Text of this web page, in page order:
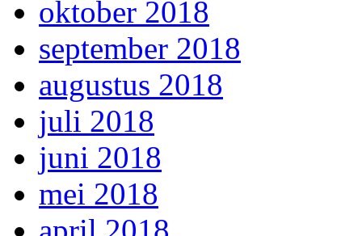
oktober 2018
september 2018
augustus 2018
juli 2018
juni 2018
mei 2018